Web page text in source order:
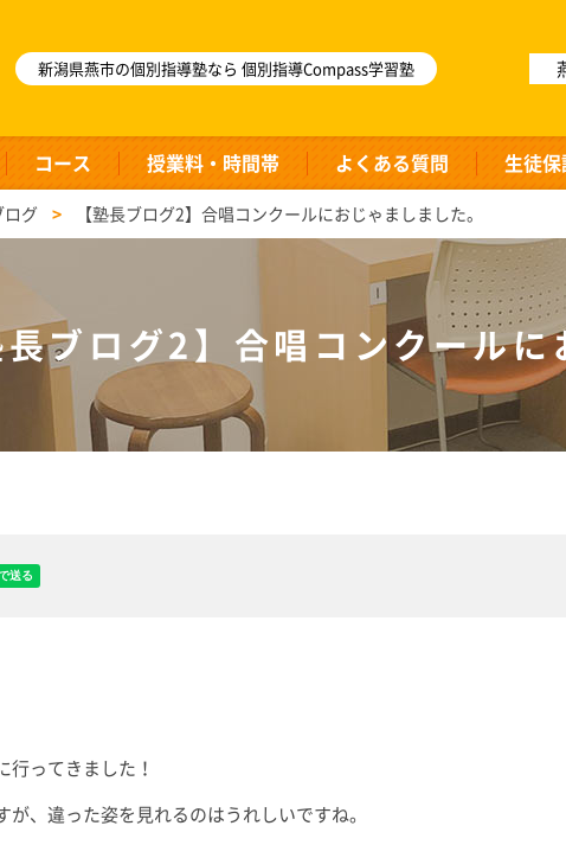
新潟県燕市の個別指導塾なら 個別指導Compass学習塾
コース 授業料・時間帯 よくある質問 生徒
グ > 【塾長ブログ2】合唱コンクールにおじゃましました。
ブログ2】合唱コンクール
行ってきました！
、違った姿を見れるのはうれしいですね。